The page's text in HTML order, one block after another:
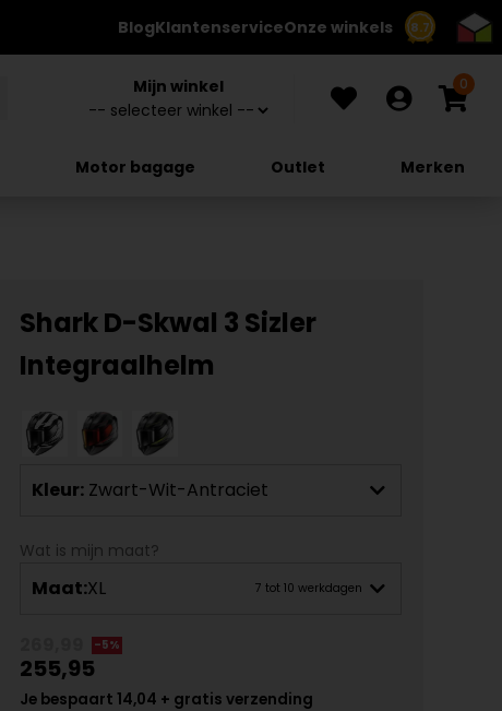
8.7
BlogKlantenserviceOnze winkels
Mijn winkel 0
Motor bagage Outlet Merken
Shark D-Skwal 3 Sizler
Integraalhelm
Kleur: Zwart-Wit-Antraciet
Wat is mijn maat?
Maat:XL 7 tot 10 werkdagen
-5%
255,95
Je bespaart 14,04 + gratis verzending